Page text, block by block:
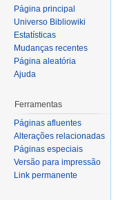
Página principal
Universo Bibliowiki
Estatísticas
Mudanças recentes
Página aleatória
Ajuda
Ferramentas
Páginas afluentes
Alterações relacionadas
Páginas especiais
Versão para impressão
Link permanente